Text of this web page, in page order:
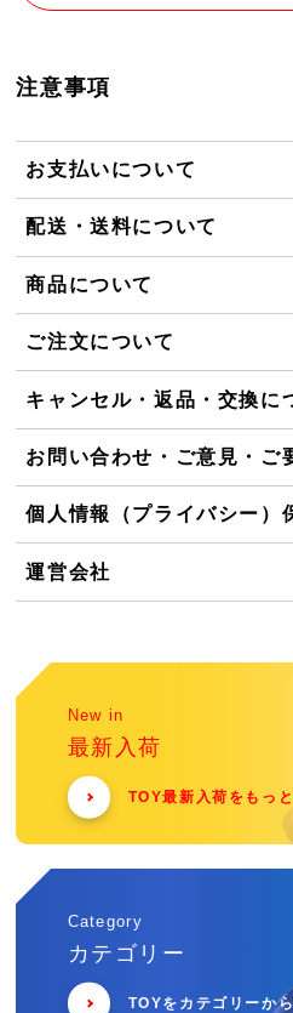
注意事項
お支払いについて
配送・送料について
商品について
ご注文について
キャンセル・返品・交換に
お問い合わせ・ご意見・ご
個人情報（プライバシー）
運営会社
New in
最新入荷
TOY最新入荷をもっ
Category
カテゴリー
TOYをカテゴリーか